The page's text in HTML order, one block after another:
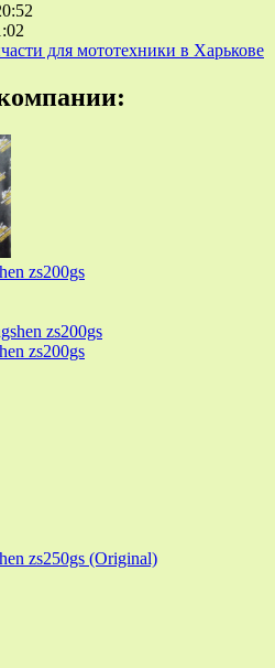
для мототехники в Харькове
zs200gs
zs200gs
zs250gs (Original)